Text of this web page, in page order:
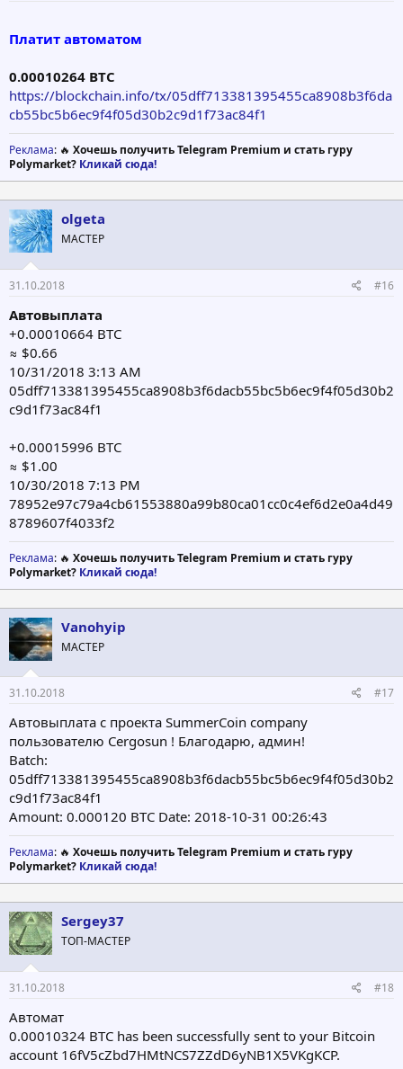
Платит автоматом
0.00010264 BTC
https://blockchain.info/tx/05dff713381395455ca8908b3f6da
cb55bc5b6ec9f4f05d30b2c9d1f73ac84f1
Реклама: 🔥 Хочешь получить Telegram Premium и стать гуру
Polymarket? Кликай сюда!
olgeta
МАСТЕР
31.10.2018 #16
Автовыплата
+0.00010664 BTC
≈ $0.66
10/31/2018 3:13 AM
05dff713381395455ca8908b3f6dacb55bc5b6ec9f4f05d30b2
c9d1f73ac84f1
+0.00015996 BTC
≈ $1.00
10/30/2018 7:13 PM
78952e97c79a4cb61553880a99b80ca01cc0c4ef6d2e0a4d49
8789607f4033f2
Реклама: 🔥 Хочешь получить Telegram Premium и стать гуру
Polymarket? Кликай сюда!
Vanohyip
МАСТЕР
31.10.2018 #17
Автовыплата с проекта SummerCoin company
пользователю Cergosun ! Благодарю, админ!
Batch:
05dff713381395455ca8908b3f6dacb55bc5b6ec9f4f05d30b2
c9d1f73ac84f1
Amount: 0.000120 BTC Date: 2018-10-31 00:26:43
Реклама: 🔥 Хочешь получить Telegram Premium и стать гуру
Polymarket? Кликай сюда!
Sergey37
ТОП-МАСТЕР
31.10.2018 #18
Автомат
0.00010324 BTC has been successfully sent to your Bitcoin
account 16fV5cZbd7HMtNCS7ZZdD6yNB1X5VKgKCP.